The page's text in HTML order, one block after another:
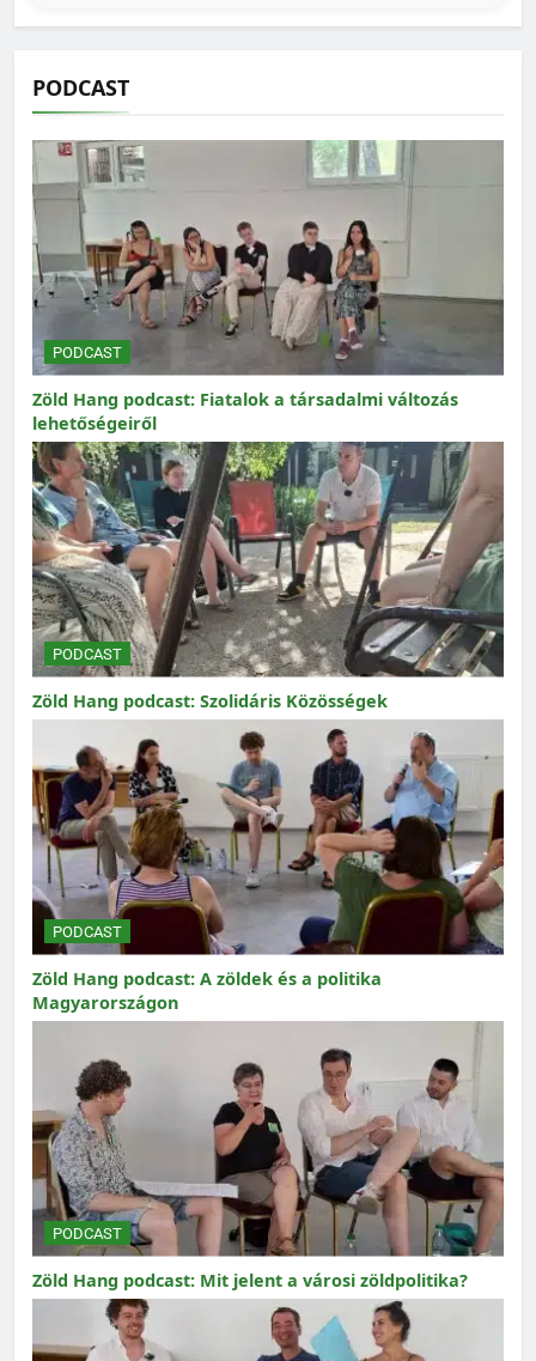
PODCAST
PODCAST
Zöld Hang podcast: Fiatalok a társadalmi változás
lehetőségeiről
PODCAST
Zöld Hang podcast: Szolidáris Közösségek
PODCAST
Zöld Hang podcast: A zöldek és a politika
Magyarországon
PODCAST
Zöld Hang podcast: Mit jelent a városi zöldpolitika?